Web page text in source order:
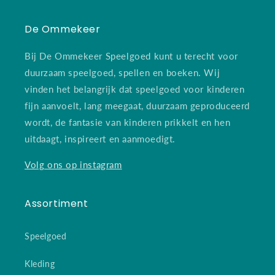
De Ommekeer
Bij De Ommekeer Speelgoed kunt u terecht voor
duurzaam speelgoed, spellen en boeken. Wij
vinden het belangrijk dat speelgoed voor kinderen
fijn aanvoelt, lang meegaat, duurzaam geproduceerd
wordt, de fantasie van kinderen prikkelt en hen
uitdaagt, inspireert en aanmoedigt.
Volg ons op instagram
Assortiment
Speelgoed
Kleding